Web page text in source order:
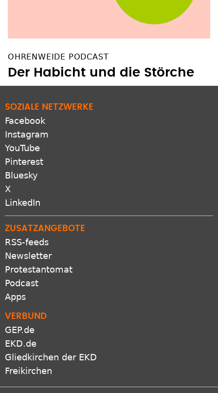
OHRENWEIDE PODCAST
Der Habicht und die Störche
SOZIALE NETZWERKE
Facebook
Instagram
YouTube
Pinterest
Bluesky
X
LinkedIn
ZUSATZANGEBOTE
RSS-feeds
Newsletter
Protestantomat
Podcast
Apps
VERBUND
GEP.de
EKD.de
Gliedkirchen der EKD
Freikirchen